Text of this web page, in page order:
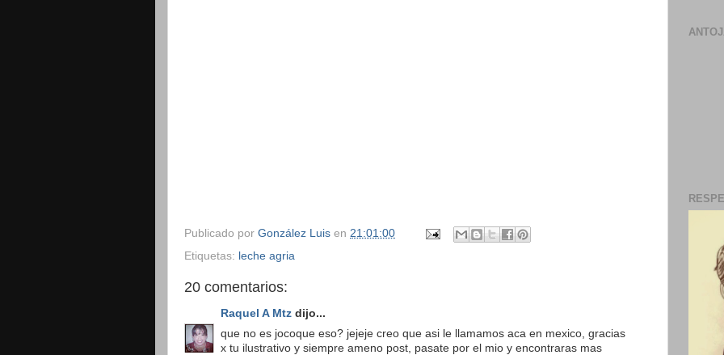
Publicado por González Luis en 21:01:00
Etiquetas: leche agria
20 comentarios:
Raquel A Mtz dijo...
que no es jocoque eso? jejeje creo que asi le llamamos aca en mexico, gracias
x tu ilustrativo y siempre ameno post, pasate por el mio y encontraras mas